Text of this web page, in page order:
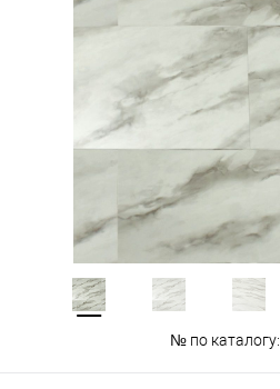
№ по каталогу: